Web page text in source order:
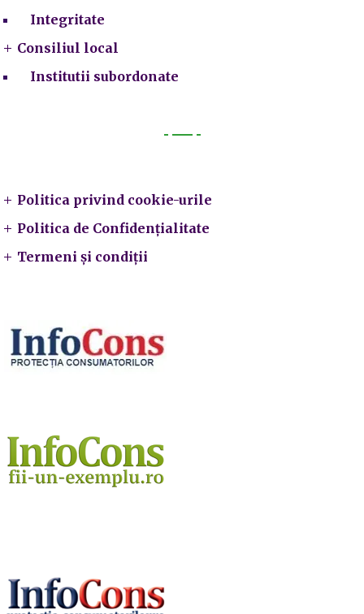
Integritate
Consiliul local
Institutii subordonate
Politica privind cookie-urile
Politica de Confidențialitate
Termeni și condiții